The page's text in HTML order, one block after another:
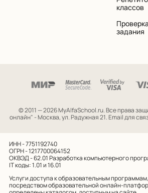
классов
задания
© 2011 — 2026 MyAlfaSchool.ru. Все права
онлайн" - Москва, ул. Радужная 21. Email для
ИНН - 7751192740
ОГРН - 1217700064152
ОКВЭД - 62.01Разработка компьютерного
IT коды: 1.01 и 16.01
Услуги доступа к образовательным
посредством образовательной онлайн-